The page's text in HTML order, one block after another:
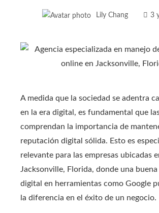
Lily Chang 3
A medida que la sociedad se adentra
en la era digital, es fundamental que
comprendan la importancia de
reputación digital sólida. Esto es
relevante para las empresas ubicadas
Jacksonville, Florida, donde una
digital en herramientas como Google
la diferencia en el éxito de un negocio.